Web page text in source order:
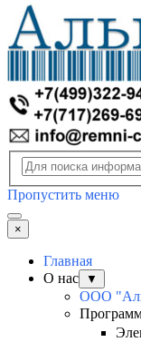
Пропустить меню
×
Главная
О нас
▼
ООО